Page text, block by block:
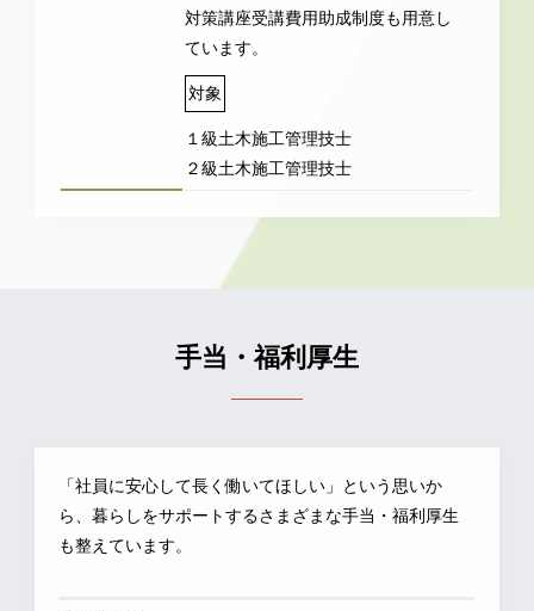
対策講座受講費用助成制度も用意し
ています。
対象
１級土木施工管理技士
２級土木施工管理技士
手当・福利厚生
「社員に安心して長く働いてほしい」という思いか
ら、暮らしをサポートするさまざまな手当・福利厚生
も整えています。